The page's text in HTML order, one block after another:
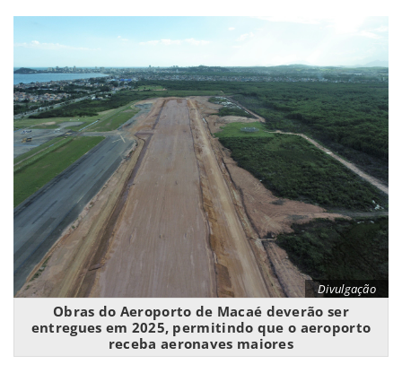
Divulgação
Obras do Aeroporto de Macaé deverão ser
entregues em 2025, permitindo que o aeroporto
receba aeronaves maiores